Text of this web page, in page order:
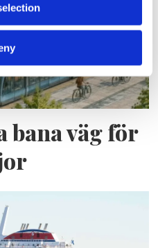
bana väg för